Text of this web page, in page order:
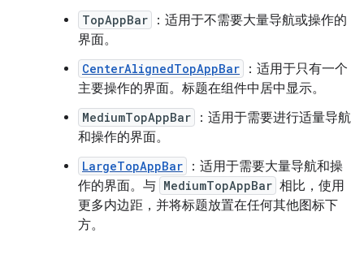
TopAppBar
：适用于不需要大量导航或操作的
界面。
CenterAlignedTopAppBar
：适用于只有一个
主要操作的界面。标题在组件中居中显示。
MediumTopAppBar
：适用于需要进行适量导航
和操作的界面。
LargeTopAppBar
：适用于需要大量导航和操
作的界面。与 MediumTopAppBar 相比，使用
更多内边距，并将标题放置在任何其他图标下
方。